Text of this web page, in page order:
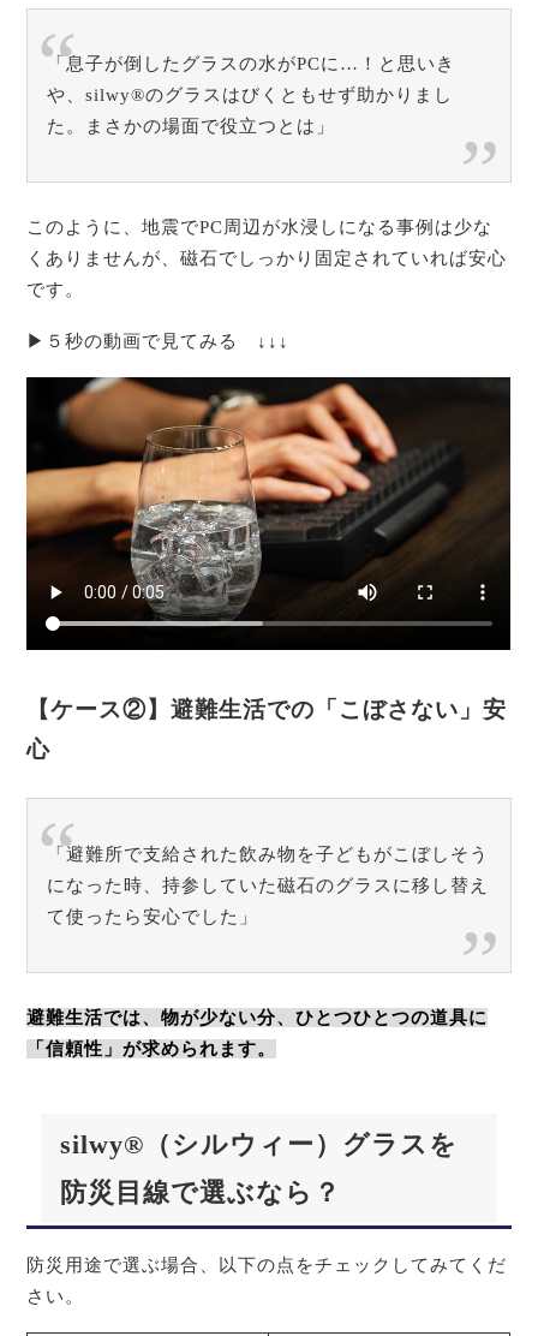
「息子が倒したグラスの水がPCに…！と思いき
や、silwy®のグラスはびくともせず助かりまし
た。まさかの場面で役立つとは」
このように、地震でPC周辺が水浸しになる事例は少な
くありませんが、磁石でしっかり固定されていれば安心
です。
▶５秒の動画で見てみる ↓↓↓
【ケース②】避難生活での「こぼさない」安
心
「避難所で支給された飲み物を子どもがこぼしそう
になった時、持参していた磁石のグラスに移し替え
て使ったら安心でした」
避難生活では、物が少ない分、ひとつひとつの道具に
「信頼性」が求められます。
silwy®（シルウィー）グラスを
防災目線で選ぶなら？
防災用途で選ぶ場合、以下の点をチェックしてみてくだ
さい。